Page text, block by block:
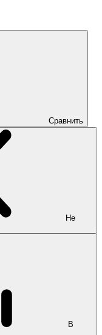
Сравнить
Не
В